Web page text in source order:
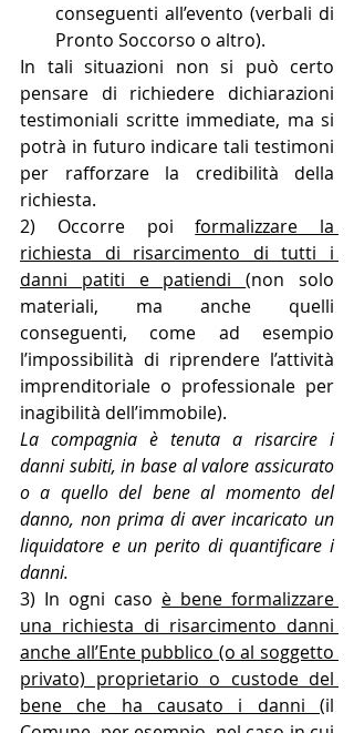
conseguenti all’evento (verbali di
Pronto Soccorso o altro).
In tali situazioni non si può certo
pensare di richiedere dichiarazioni
testimoniali scritte immediate, ma si
potrà in futuro indicare tali testimoni
per rafforzare la credibilità della
richiesta.
2) Occorre poi formalizzare la
richiesta di risarcimento di tutti i
danni patiti e patiendi (non solo
materiali, ma anche quelli
conseguenti, come ad esempio
l’impossibilità di riprendere l’attività
imprenditoriale o professionale per
inagibilità dell’immobile).
La compagnia è tenuta a risarcire i
danni subiti, in base al valore assicurato
o a quello del bene al momento del
danno, non prima di aver incaricato un
liquidatore e un perito di quantificare i
danni.
3) In ogni caso è bene formalizzare
una richiesta di risarcimento danni
anche all’Ente pubblico (o al soggetto
privato) proprietario o custode del
bene che ha causato i danni (il